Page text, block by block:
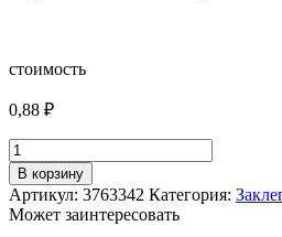
стоимость
0,88 ₽
Количество
товара
Заклепка
вытяжная
комбинированная
В корзину
Артикул: 3763342 Категория:
Может заинтересовать